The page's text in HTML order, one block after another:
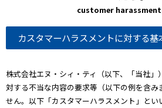
customer
カスタマーハラスメントに対する基
株式会社エヌ・シィ・ティ（以下、「当社
対する不当な内容の要求等（以下の例を含み
せん。以下「カスタマーハラスメント」とい